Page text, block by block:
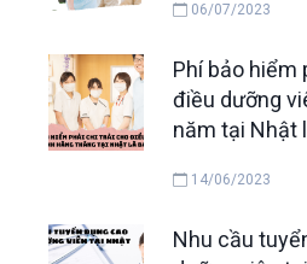
06/07/2023
Phí bảo hiểm
điều dưỡng
năm tại Nhật
14/06/2023
Nhu cầu